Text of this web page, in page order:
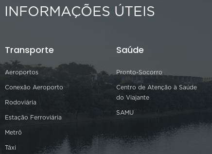
INFORMAÇÕES ÚTEIS
Transporte
Aeroportos
Conexão Aeroporto
Rodoviária
Estação Ferroviária
Metrô
Táxi
Saúde
Pronto-Socorro
Centro de Atenção à Saúde
do Viajante
SAMU